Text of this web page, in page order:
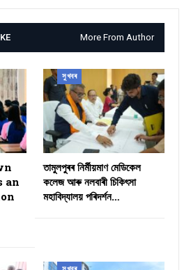
More From Author
an
সুখবৰ
তামুলপুৰৰ নিৰ্মীয়মাণ মেডিকেল
কলেজ আৰু নলবাৰী চিকিৎসা
মহাবিদ্যালয় পৰিদৰ্শন…